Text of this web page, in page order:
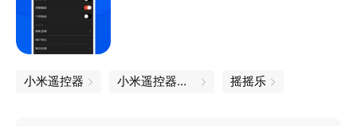
小米遥控器 小米遥控器下载 摇摇乐